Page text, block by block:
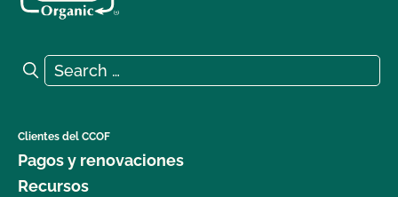
¿Qué logotipos y declaraciones puedo poner en
¿Qué DEBE figurar en la etiqueta de mi producto
orgánico certificado?
Search for:
Search
Clientes del CCOF
Pagos y renovaciones
Recursos